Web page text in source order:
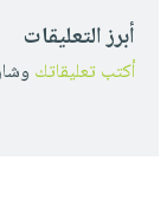
أبرز التعليقات
أكتب تعليقاتك